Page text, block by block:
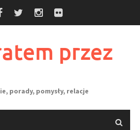
przez
porady, pomysły, relacje